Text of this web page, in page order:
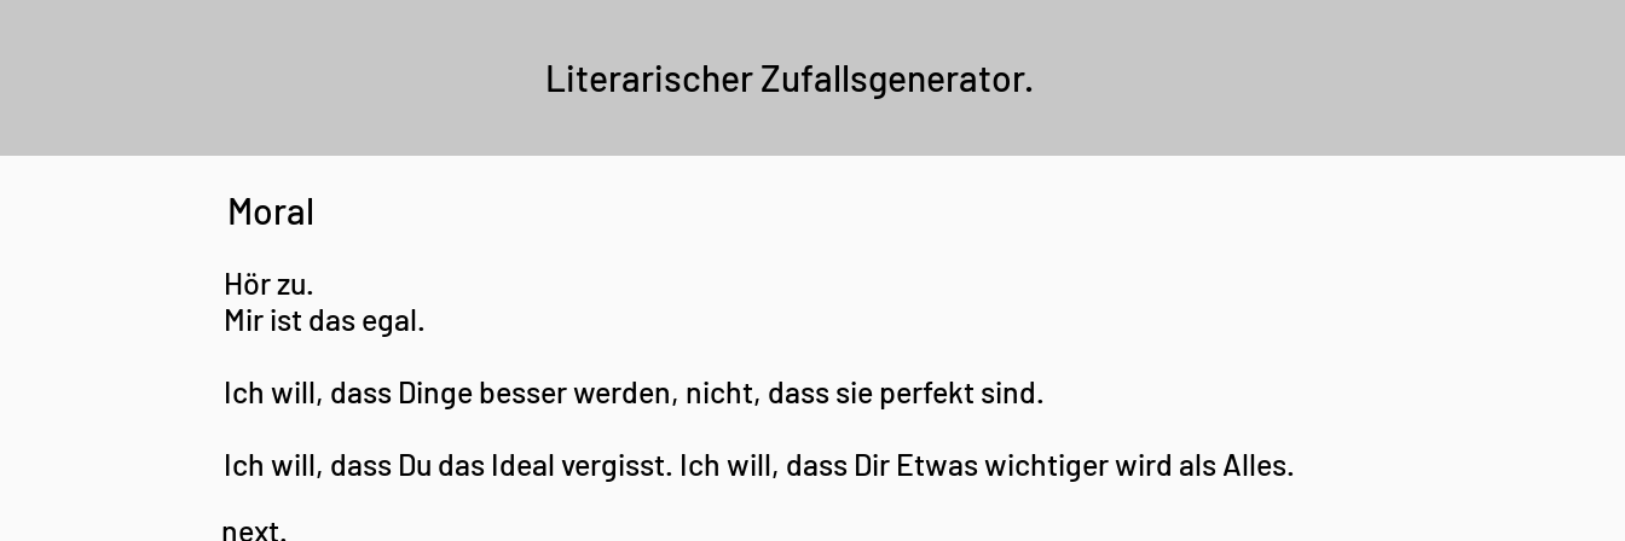
Literarischer Zufallsgenerator.
Moral
Hör zu.
Mir ist das egal.
Ich will, dass Dinge besser werden, nicht, dass sie perfekt sind.
Ich will, dass Du das Ideal vergisst. Ich will, dass Dir Etwas wichtiger wird als Alles.
next.